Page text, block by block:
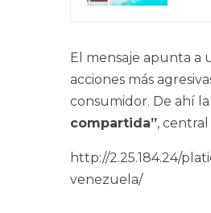
El mensaje apunta a
acciones más
consumidor. De ahí
compartida”,
http://2.25.184.24/
venezuela/